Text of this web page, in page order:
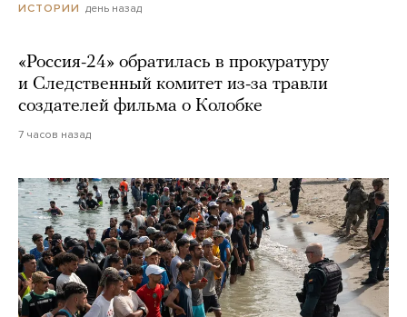
ИСТОРИИ день назад
«Россия-24» обратилась в прокуратуру
и Следственный комитет из-за травли
создателей фильма о Колобке
7 часов назад